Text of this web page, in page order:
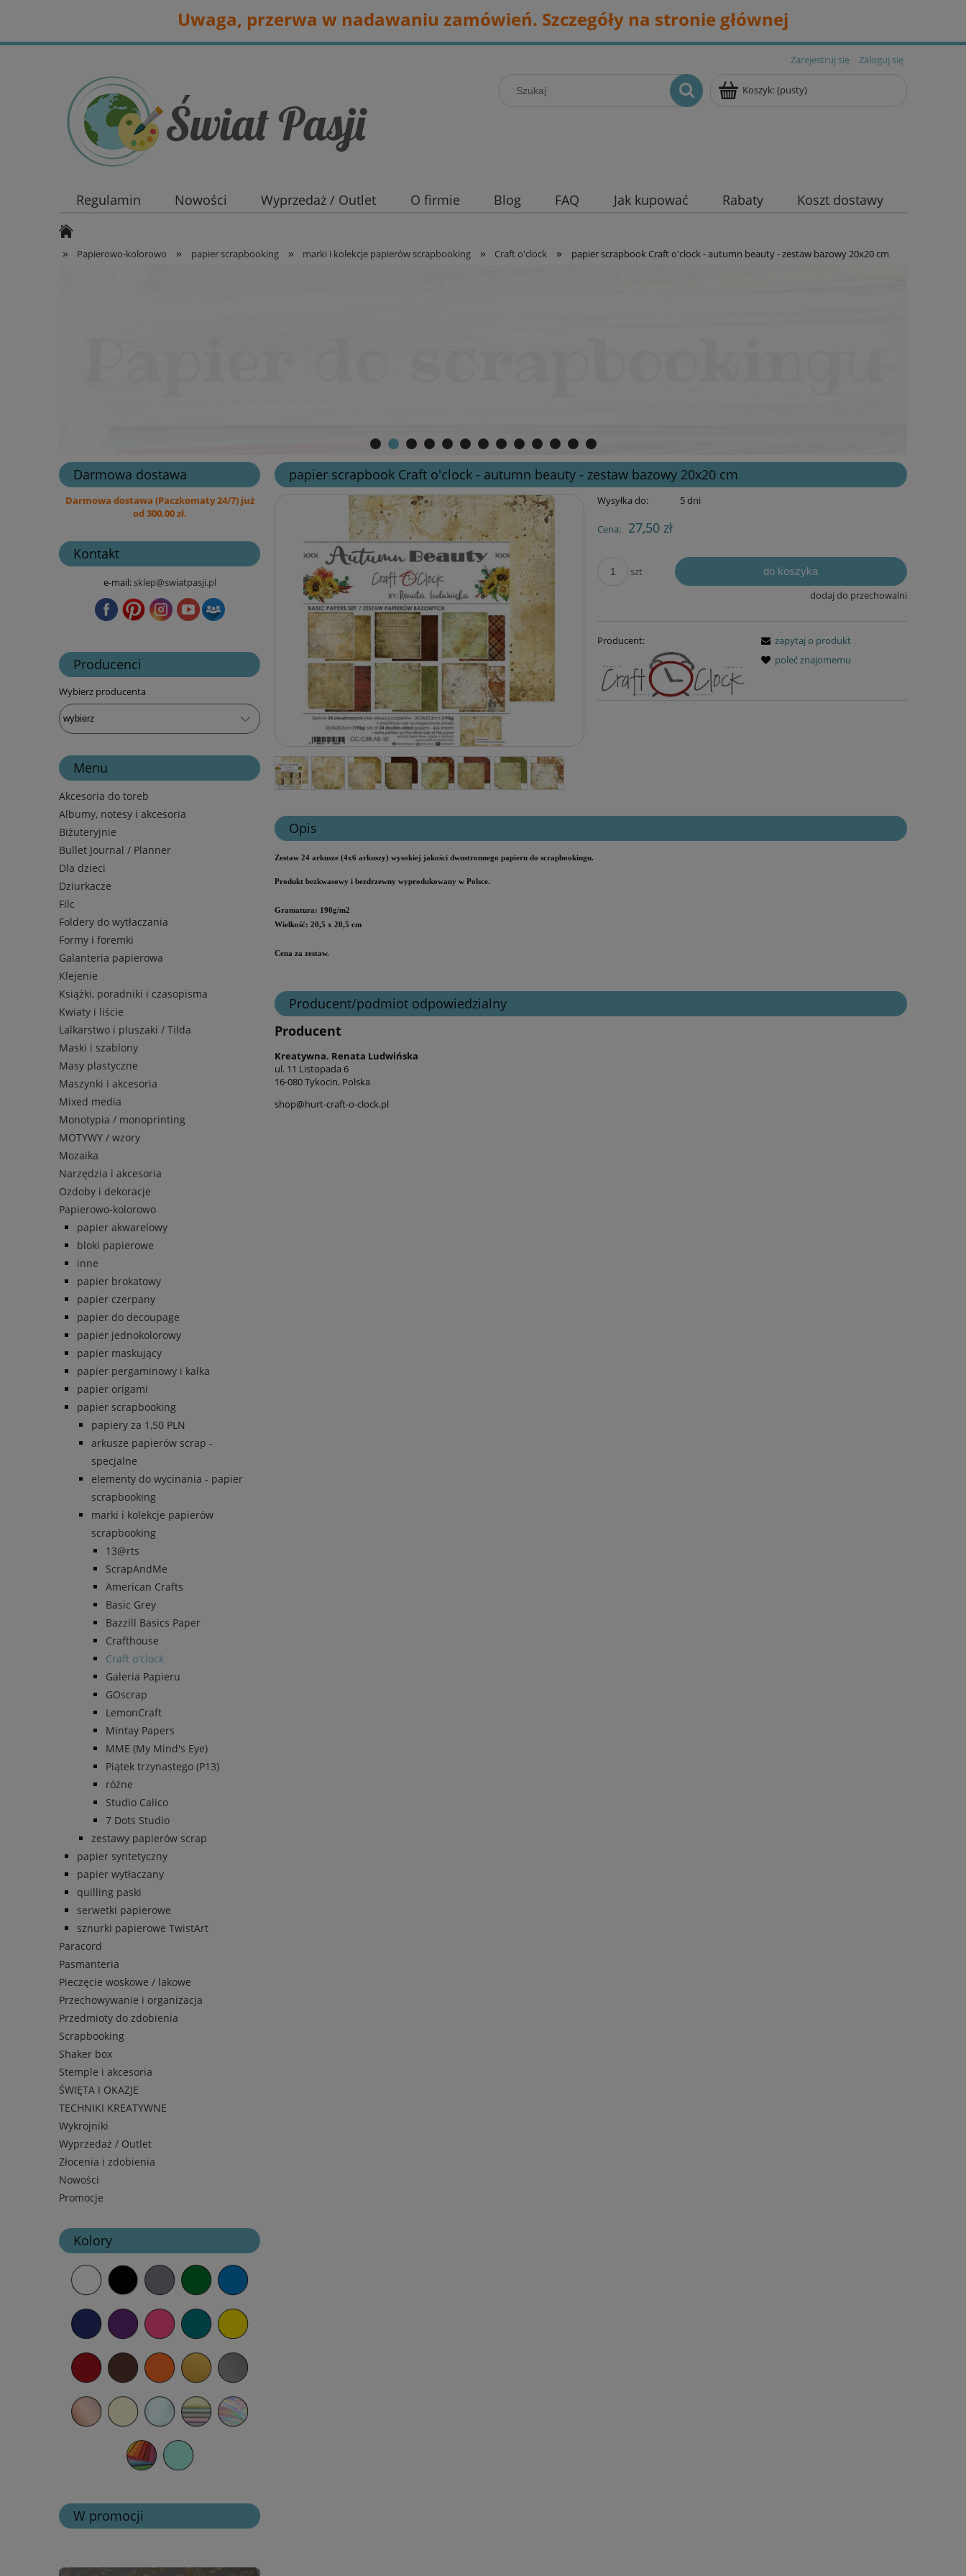
Uwaga, przerwa w nadawaniu zamówień. Szczegóły na stronie głównej
Zarejestruj się Zaloguj się
Koszyk:(pusty)
Regulamin Nowości Wyprzedaż / Outlet O firmie Blog FAQ Jak kupować Rabaty Koszt dostawy
» Papierowo-kolorowo » papier scrapbooking » marki i kolekcje papierów scrapbooking » Craft o'clock » papier scrapbook Craft o'clock - autumn beauty - zestaw bazowy 20x20 cm
Darmowa dostawa
Darmowa dostawa (Paczkomaty 24/7) już
od 300,00 zł.
Kontakt
e-mail:sklep@swiatpasji.pl
Producenci
Wybierz producenta
Menu
Akcesoria do toreb
Albumy, notesy i akcesoria
Biżuteryjnie
Bullet Journal / Planner
Dla dzieci
Dziurkacze
Filc
Foldery do wytłaczania
Formy i foremki
Galanteria papierowa
Klejenie
Książki, poradniki i czasopisma
Kwiaty i liście
Lalkarstwo i pluszaki / Tilda
Maski i szablony
Masy plastyczne
Maszynki i akcesoria
Mixed media
Monotypia / monoprinting
MOTYWY / wzory
Mozaika
Narzędzia i akcesoria
Ozdoby i dekoracje
Papierowo-kolorowo
papier akwarelowy
bloki papierowe
inne
papier brokatowy
papier czerpany
papier do decoupage
papier jednokolorowy
papier maskujący
papier pergaminowy i kalka
papier origami
papier scrapbooking
papiery za 1,50 PLN
arkusze papierów scrap -
specjalne
elementy do wycinania - papier
scrapbooking
marki i kolekcje papierów
scrapbooking
13@rts
ScrapAndMe
American Crafts
Basic Grey
Bazzill Basics Paper
Crafthouse
Craft o'clock
Galeria Papieru
GOscrap
LemonCraft
Mintay Papers
MME (My Mind's Eye)
Piątek trzynastego (P13)
różne
Studio Calico
7 Dots Studio
zestawy papierów scrap
papier syntetyczny
papier wytłaczany
quilling paski
serwetki papierowe
sznurki papierowe TwistArt
Paracord
Pasmanteria
Pieczęcie woskowe / lakowe
Przechowywanie i organizacja
Przedmioty do zdobienia
Scrapbooking
Shaker box
Stemple i akcesoria
ŚWIĘTA I OKAZJE
TECHNIKI KREATYWNE
Wykrojniki
Wyprzedaż / Outlet
Złocenia i zdobienia
Nowości
Promocje
Kolory
W promocji
papier scrapbook Craft o'clock - autumn beauty - zestaw bazowy 20x20 cm
Wysyłka do: 5 dni
Cena: 27,50 zł
szt do koszyka
dodaj do przechowalni
Producent:
zapytaj o produkt
poleć znajomemu
Opis
Zestaw 24 arkusze (4x6 arkuszy) wysokiej jakości dwustronnego papieru do scrapbookingu.
Produkt bezkwasowy i bezdrzewny wyprodukowany w Polsce.
Gramatura: 190g/m2
Wielkość: 20,5 x 20,5 cm
Cena za zestaw.
Producent/podmiot odpowiedzialny
Producent
Kreatywna. Renata Ludwińska
ul. 11 Listopada 6
16-080 Tykocin, Polska
shop@hurt-craft-o-clock.pl